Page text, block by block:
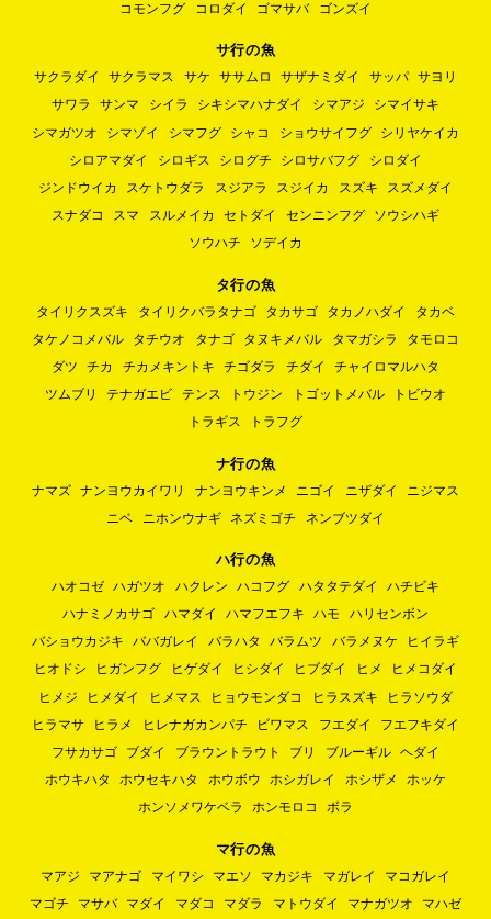
コモンフグ
コロダイ ゴマサバ ゴンズイ
サ行の魚
サクラダイ サクラマス サケ ササムロ サザナミダイ サッパ サヨリ
サワラ
サンマ シイラ シキシマハナダイ シマアジ
シマイサキ
シマガツオ
シマゾイ シマフグ シャコ ショウサイフグ
シリヤケイカ
シロアマダイ
シロギス シログチ シロサバフグ
シロダイ
ジンドウイカ
スケトウダラ スジアラ スジイカ スズキ
スズメダイ
スナダコ
スマ スルメイカ セトダイ センニンフグ
ソウシハギ
ソウハチ
ソデイカ
タ行の魚
タイリクスズキ タイリクバラタナゴ タカサゴ タカノハダイ
タカベ
タケノコメバル
タチウオ タナゴ タヌキメバル タマガシラ
タモロコ
ダツ
チカ チカメキントキ チゴダラ チダイ
チャイロマルハタ
ツムブリ
テナガエビ テンス トウジン トゴットメバル
トビウオ
トラギス
トラフグ
ナ行の魚
ナマズ ナンヨウカイワリ ナンヨウキンメ ニゴイ ニザダイ
ニジマス
ニベ
ニホンウナギ ネズミゴチ ネンブツダイ
ハ行の魚
ハオコゼ ハガツオ ハクレン ハコフグ ハタタテダイ
ハチビキ
ハナミノカサゴ
ハマダイ ハマフエフキ ハモ
ハリセンボン
バショウカジキ
ババガレイ バラハタ バラムツ バラメヌケ
ヒイラギ
ヒオドシ
ヒガンフグ ヒゲダイ ヒシダイ ヒブダイ ヒメ
ヒメコダイ
ヒメジ
ヒメダイ ヒメマス ヒョウモンダコ ヒラスズキ
ヒラソウダ
ヒラマサ
ヒラメ ヒレナガカンパチ ビワマス フエダイ
フエフキダイ
フサカサゴ
ブダイ ブラウントラウト ブリ ブルーギル
ヘダイ
ホウキハタ
ホウセキハタ ホウボウ ホシガレイ ホシザメ
ホッケ
ホンソメワケベラ
ホンモロコ ボラ
マ行の魚
マアジ マアナゴ マイワシ マエソ マカジキ マガレイ
マコガレイ
マゴチ
マサバ マダイ マダコ マダラ マトウダイ マナガツオ
マハゼ